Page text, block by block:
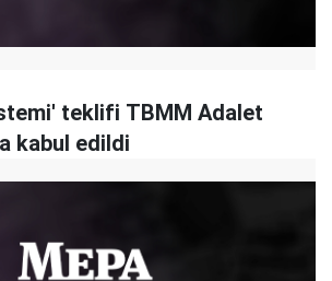
teklifi TBMM Adalet
kabul edildi